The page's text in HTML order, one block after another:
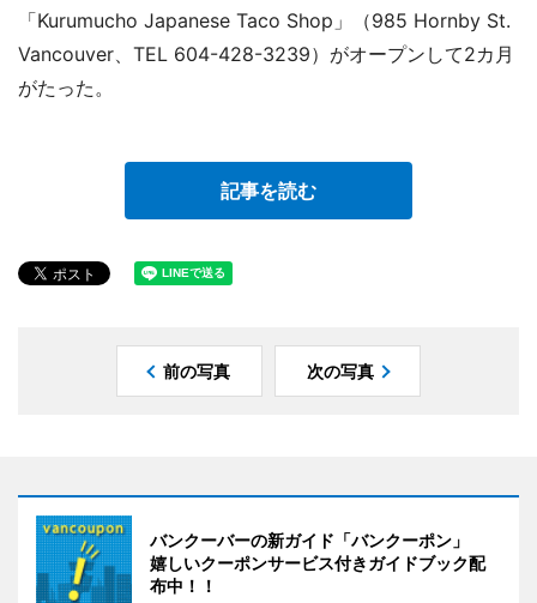
「Kurumucho Japanese Taco Shop」（985 Hornby St.
Vancouver、TEL 604-428-3239）がオープンして2カ月
がたった。
記事を読む
前の写真 次の写真
バンクーバーの新ガイド「バンクーポン」
嬉しいクーポンサービス付きガイドブック配
布中！！